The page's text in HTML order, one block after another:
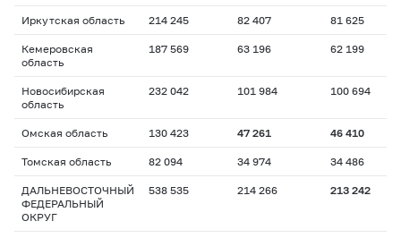
Иркутская область 214 245 82 407 81 625
Кемеровская
область
187 569 63 196 62 199
Новосибирская
область
232 042 101 984 100 694
Омская область 130 423 47 261 46 410
Томская область 82 094 34 974 34 486
ДАЛЬНЕВОСТОЧНЫЙ
ФЕДЕРАЛЬНЫЙ
ОКРУГ
538 535 214 266 213 242